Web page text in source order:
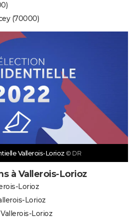
(70000)
Vallerois-Lorioz © DR
à Vallerois-Lorioz
Lorioz
Lorioz
Lorioz